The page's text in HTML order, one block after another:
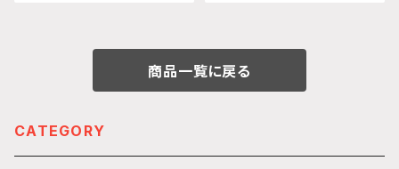
商品一覧に戻る
CATEGORY